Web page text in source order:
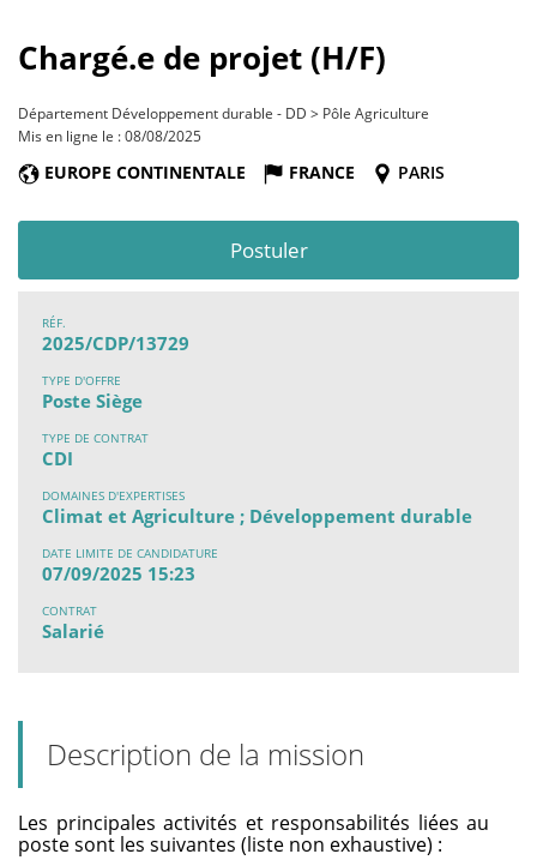
Chargé.e de projet (H/F)
Département Développement durable - DD > Pôle Agriculture
Mis en ligne le : 08/08/2025
EUROPE CONTINENTALE FRANCE PARIS
Postuler
RÉF.
2025/CDP/13729
TYPE D'OFFRE
Poste Siège
TYPE DE CONTRAT
CDI
DOMAINES D'EXPERTISES
Climat et Agriculture ; Développement durable
DATE LIMITE DE CANDIDATURE
07/09/2025 15:23
CONTRAT
Salarié
Description de la mission
Les principales activités et responsabilités liées au
poste sont les suivantes (liste non exhaustive) :